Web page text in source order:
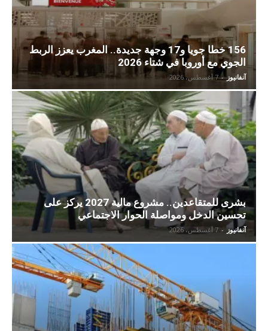
156 خطا جويا و17 وجهة جديدة.. المغرب يعزز الربط
الجوي مع أوروبا في شتاء 2026
آنفانيوز - 7 أغسطس، 2026
بشرى للمتقاعدين.. مشروع مالية 2027 يركز على
تحسين الدخل ومواصلة الحوار الاجتماعي
آنفانيوز - 7 أغسطس، 2026